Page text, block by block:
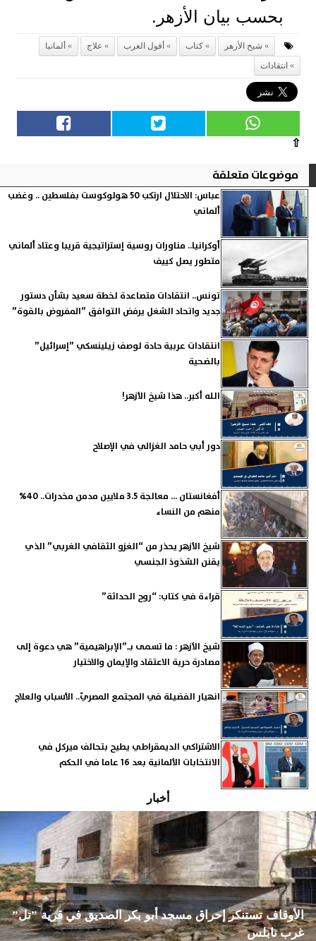
بحسب بيان الأزهر.
شيخ الأزهر كتاب أفول الغرب علاج
ألمانيا
انتقادات
⇧
موضوعات متعلقة
عباس: الاحتلال ارتكب 50 هولوكوست بفلسطين .. وغضب
ألماني
أوكرانيا.. مناورات روسية إستراتيجية قريبا وعتاد ألماني
متطور يصل كييف
تونس.. انتقادات متصاعدة لخطة سعيد بشأن دستور
جديد واتحاد الشغل يرفض التوافق ”المفروض بالقوة”
انتقادات عربية حادة لوصف زيلينسكي ”إسرائيل”
بالضحية
الله أكبر.. هذا شيخ الأزهر!
دور أبي حامد الغزالي في الإصلاح
أفغانستان ... معالجة 3.5 ملايين مدمن مخدرات.. 40%
منهم من النساء
شيخ الأزهر يحذر من “الغزو الثقافي الغربي” الذي
يقنن الشذوذ الجنسي
قراءة في كتاب: “روح الحداثة”
شيخ الأزهر : ما تسمى بـ”الإبراهيمية” هي دعوة إلى
مصادرة حرية الاعتقاد والإيمان والاختيار
انهيار الفضيلة في المجتمع المصريّ.. الأسباب والعلاج
الاشتراكي الديمقراطي يطيح بتحالف ميركل في
الانتخابات الألمانية بعد 16 عاما في الحكم
أخبار
الأوقاف تستنكر إحراق مسجد أبو بكر الصديق في قرية ”تل”
غرب نابلس